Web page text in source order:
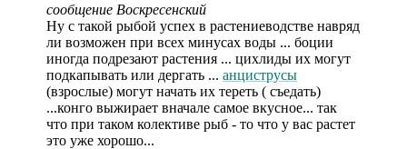
сообщение Воскресенский
Ну с такой рыбой успех в растениеводстве навряд
ли возможен при всех минусах воды ... боции
иногда подрезают растения ... цихлиды их могут
подкапывать или дергать ... анциструсы
(взрослые) могут начать их тереть ( съедать)
...конго выжирает вначале самое вкусное... так
что при таком колективе рыб - то что у вас растет
это уже хорошо...